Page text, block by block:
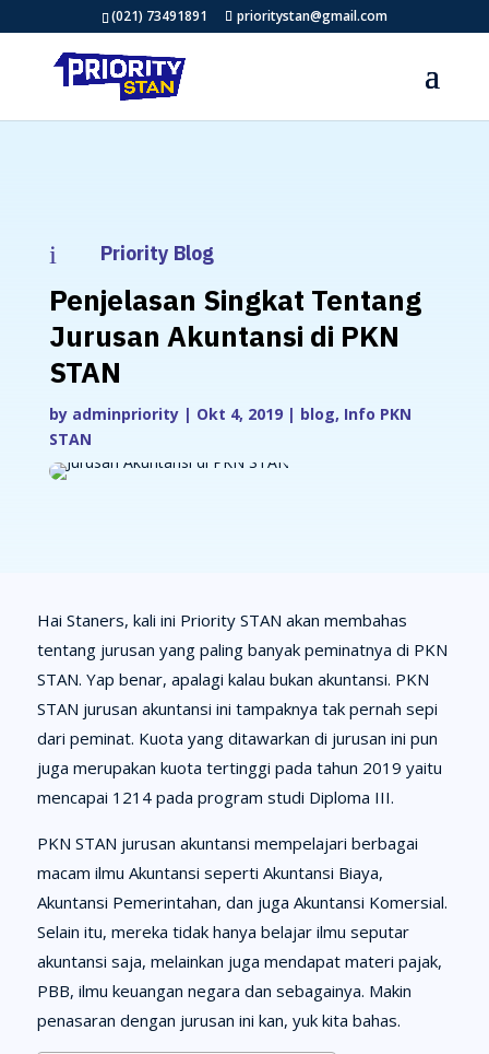
(021) 73491891 prioritystan@gmail.com
i Priority Blog
Penjelasan Singkat Tentang
Jurusan Akuntansi di PKN
STAN
by adminpriority| Okt 4, 2019| blog, Info PKN
STAN
Hai Staners, kali ini Priority STAN akan membahas
tentang jurusan yang paling banyak peminatnya di PKN
STAN. Yap benar, apalagi kalau bukan akuntansi. PKN
STAN jurusan akuntansi ini tampaknya tak pernah sepi
dari peminat. Kuota yang ditawarkan di jurusan ini pun
juga merupakan kuota tertinggi pada tahun 2019 yaitu
mencapai 1214 pada program studi Diploma III.
PKN STAN jurusan akuntansi mempelajari berbagai
macam ilmu Akuntansi seperti Akuntansi Biaya,
Akuntansi Pemerintahan, dan juga Akuntansi Komersial.
Selain itu, mereka tidak hanya belajar ilmu seputar
akuntansi saja, melainkan juga mendapat materi pajak,
PBB, ilmu keuangan negara dan sebagainya. Makin
penasaran dengan jurusan ini kan, yuk kita bahas.